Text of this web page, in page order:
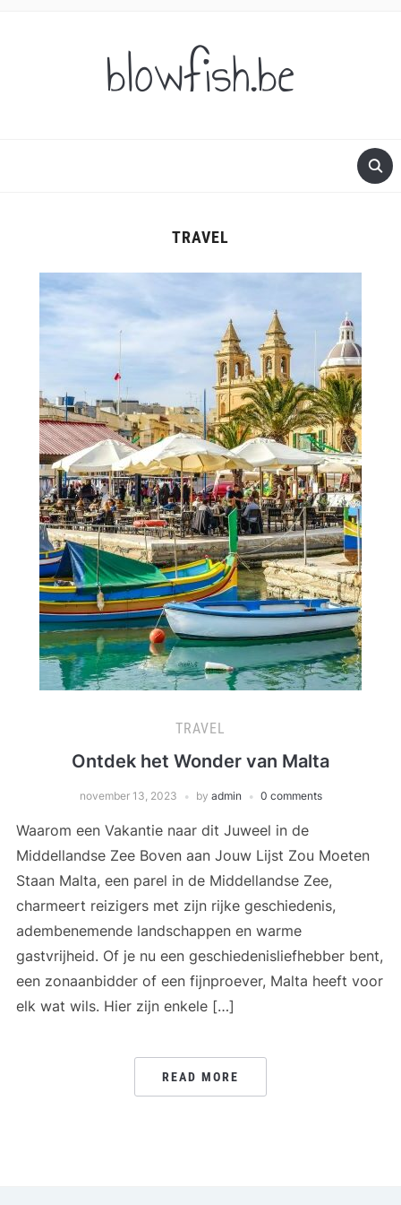
blowfish.be
TRAVEL
TRAVEL
Ontdek het Wonder van Malta
november 13, 2023 by admin 0 comments
Waarom een Vakantie naar dit Juweel in de
Middellandse Zee Boven aan Jouw Lijst Zou Moeten
Staan Malta, een parel in de Middellandse Zee,
charmeert reizigers met zijn rijke geschiedenis,
adembenemende landschappen en warme
gastvrijheid. Of je nu een geschiedenisliefhebber bent,
een zonaanbidder of een fijnproever, Malta heeft voor
elk wat wils. Hier zijn enkele […]
READ MORE